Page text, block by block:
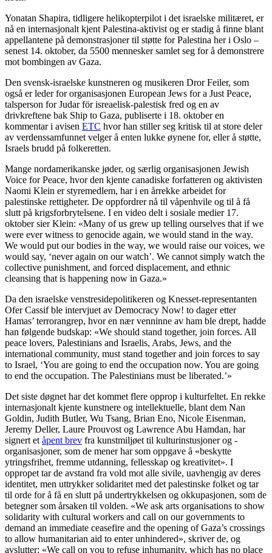
Yonatan Shapira, tidligere helikopterpilot i det israelske militæret, er
nå en internasjonalt kjent Palestina-aktivist og er stadig å finne blant
appellantene på demonstrasjoner til støtte for Palestina her i Oslo –
senest 14. oktober, da 5500 mennesker samlet seg for å demonstrere
mot bombingen av Gaza.
Den svensk-israelske kunstneren og musikeren Dror Feiler, som
også er leder for organisasjonen European Jews for a Just Peace,
talsperson for Judar för isreaelisk-palestisk fred og en av
drivkreftene bak Ship to Gaza, publiserte i 18. oktober en
kommentar i avisen ETC hvor han stiller seg kritisk til at store deler
av verdenssamfunnet velger å enten lukke øynene for, eller å støtte,
Israels brudd på folkeretten.
Mange nordamerikanske jøder, og særlig organisasjonen Jewish
Voice for Peace, hvor den kjente canadiske forfatteren og aktivisten
Naomi Klein er styremedlem, har i en årrekke arbeidet for
palestinske rettigheter. De oppfordrer nå til våpenhvile og til å få
slutt på krigsforbrytelsene. I en video delt i sosiale medier 17.
oktober sier Klein: «Many of us grew up telling ourselves that if we
were ever witness to genocide again, we would stand in the way.
We would put our bodies in the way, we would raise our voices, we
would say, ʻnever again on our watchʼ. We cannot simply watch the
collective punishment, and forced displacement, and ethnic
cleansing that is happening now in Gaza.»
Da den israelske venstresidepolitikeren og Knesset-representanten
Ofer Cassif ble intervjuet av Democracy Now! to dager etter
Hamas’ terrorangrep, hvor en nær venninne av ham ble drept, hadde
han følgende budskap: «We should stand together, join forces. All
peace lovers, Palestinians and Israelis, Arabs, Jews, and the
international community, must stand together and join forces to say
to Israel, ʻYou are going to end the occupation now. You are going
to end the occupation. The Palestinians must be liberated.ʼ»
Det siste døgnet har det kommet flere opprop i kulturfeltet. En rekke
internasjonalt kjente kunstnere og intellektuelle, blant dem Nan
Goldin, Judith Butler, Wu Tsang, Brian Eno, Nicole Eisenman,
Jeremy Deller, Laure Prouvost og Lawrence Abu Hamdan, har
signert et åpent brev fra kunstmiljøet til kulturinstusjoner og -
organisasjoner, som de mener har som oppgave å «beskytte
ytringsfrihet, fremme utdanning, fellesskap og kreativitet». I
oppropet tar de avstand fra vold mot alle sivile, uavhengig av deres
identitet, men uttrykker solidaritet med det palestinske folket og tar
til orde for å få en slutt på undertrykkelsen og okkupasjonen, som de
betegner som årsaken til volden. «We ask arts organisations to show
solidarity with cultural workers and call on our governments to
demand an immediate ceasefire and the opening of Gaza’s crossings
to allow humanitarian aid to enter unhindered», skriver de, og
avslutter: «We call on you to refuse inhumanity, which has no place